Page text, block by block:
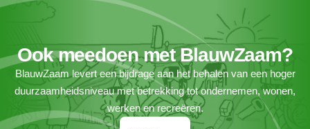
Ook meedoen met BlauwZaam?
BlauwZaam levert een bijdrage aan het behalen van een hoger
duurzaamheidsniveau met betrekking tot ondernemen, wonen,
werken en recreëren.